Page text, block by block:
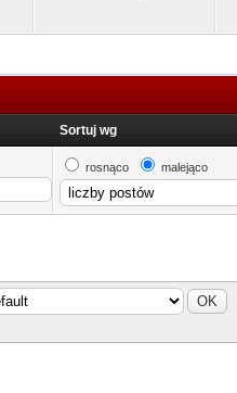
Sortuj wg
rosnąco malejąco